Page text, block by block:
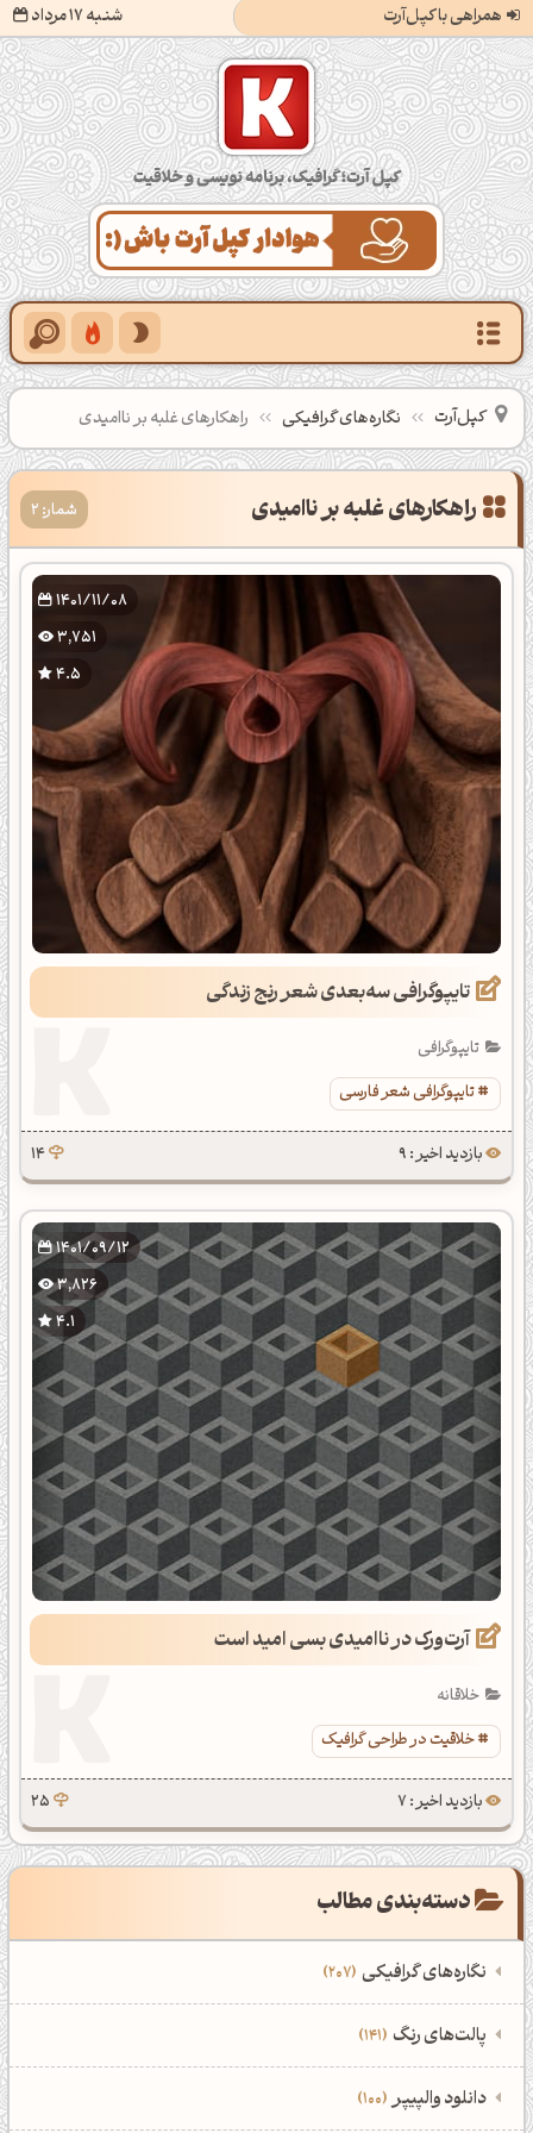
همراهی با کپل‌آرت شنبه 17 مرداد
کپل‌آرت؛ گرافیک، برنامه‌نویسی و خلاقیت
کپل‌آرت نگاره‌های گرافیکی راهکارهای غلبه بر ناامیدی
راهکارهای غلبه بر ناامیدی شمار: 2
1401/11/08
3,751
4.5
تایپوگرافی سه‌بعدی شعر رنج زندگی
تایپوگرافی
تایپوگرافی شعر فارسی
بازدید اخیر : 9 14
1401/09/12
3,826
4.1
آرت‌ورک در ناامیدی بسی امید است
خلاقانه
خلاقیت در طراحی گرافیک
بازدید اخیر : 7 25
دسته‌بندی مطالب
نگاره‌های گرافیکی 207
‌همه دسته‌بندی‌های نگاره‌های گرافیکی
نمایش همه نگاره‌ها
‌پالت‌های رنگ 141
‌همه دسته‌بندی‌های پالت‌های رنگ
‌دانلود والپیپر 100